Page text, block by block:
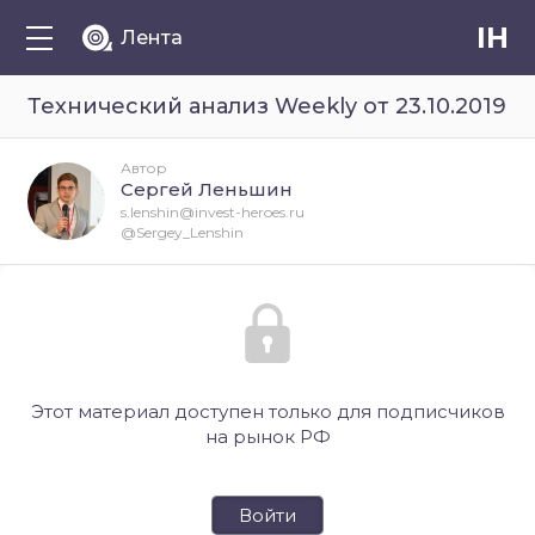
Лента IH
Технический анализ Weekly от 23.10.2019
Этот материал доступен только для подписчиков
на рынок РФ
Войти
Автор
Сергей Леньшин
s.lenshin@invest-heroes.ru
@Sergey_Lenshin